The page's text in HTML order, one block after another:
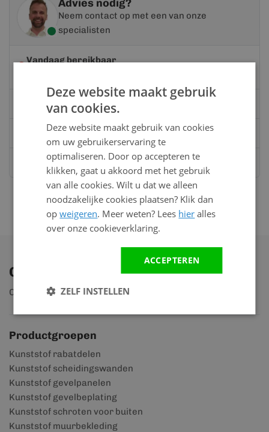
Advies nodig?
Neem contact op met een van onze
specialisten
Vandaag bereikbaar
0528 - 355190
Mailinfo@kunststofbouwmateriaal.nl
Stuur ons een bericht opWhatsapp
Ontdek ons assortiment
Ontdek ruim 2.000 producten
Productgroepen
Kunststof rabatdelen
Kunststof scheidingswanden
Kunststof gevelpanelen
Kunststof gevelbeplating
Kunststof schroten voor buiten
Kunststof muurbekleding
Deze website maakt gebruik
van cookies.
Deze website maakt gebruik van cookies
om uw gebruikerservaring te
optimaliseren. Door op accepteren te
klikken, gaat u akkoord met het gebruik
van alle cookies. Wilt u dat we alleen
noodzakelijke cookies plaatsen? Klik dan
opweigeren. Meer weten? Lees hier alles
over onze cookieverklaring.
ACCEPTEREN
ZELF INSTELLEN